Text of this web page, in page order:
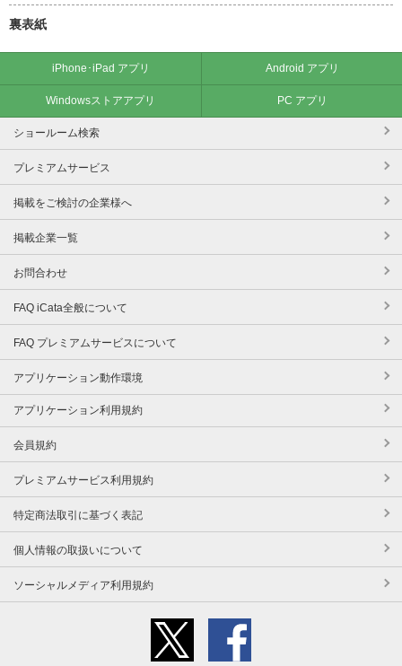
裏表紙
iPhone･iPad アプリ Android アプリ
Windowsストアアプリ PC アプリ
ショールーム検索
プレミアムサービス
掲載をご検討の企業様へ
掲載企業一覧
お問合わせ
FAQ iCata全般について
FAQ プレミアムサービスについて
アプリケーション動作環境
アプリケーション利用規約
会員規約
プレミアムサービス利用規約
特定商法取引に基づく表記
個人情報の取扱いについて
ソーシャルメディア利用規約